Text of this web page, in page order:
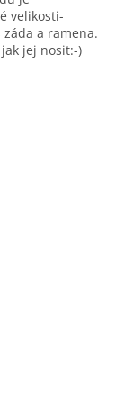
velikosti-
a ramena.
jej nosit:-)